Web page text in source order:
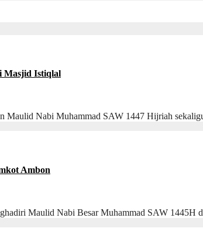
Masjid Istiqlal
Maulid Nabi Muhammad SAW 1447 Hijriah
Ambon
Maulid Nabi Besar Muhammad SAW 1445H